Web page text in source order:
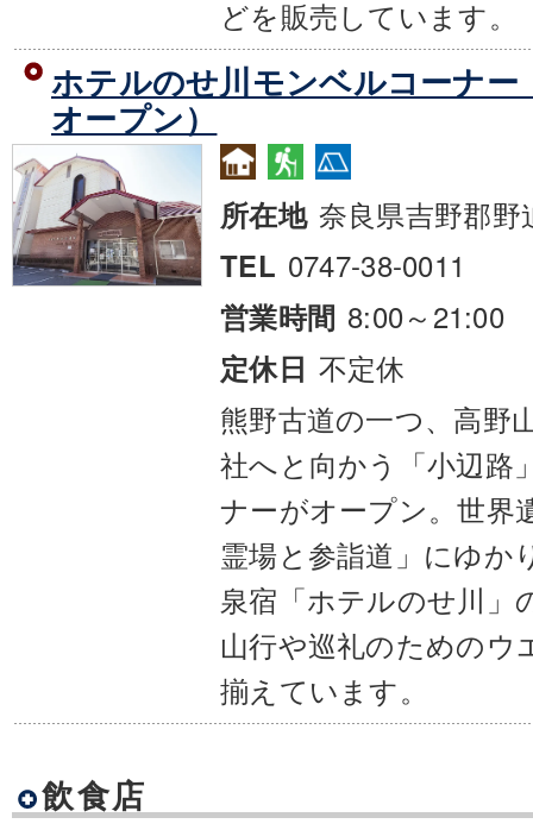
どを販売しています。
ホテルのせ川モンベルコーナー
オープン）
所在地 奈良県吉野郡野
TEL 0747-38-0011
営業時間 8:00～21:00
定休日 不定休
熊野古道の一つ、高野
社へと向かう「小辺路
ナーがオープン。世界
霊場と参詣道」にゆか
泉宿「ホテルのせ川」
山行や巡礼のためのウ
揃えています。
飲食店